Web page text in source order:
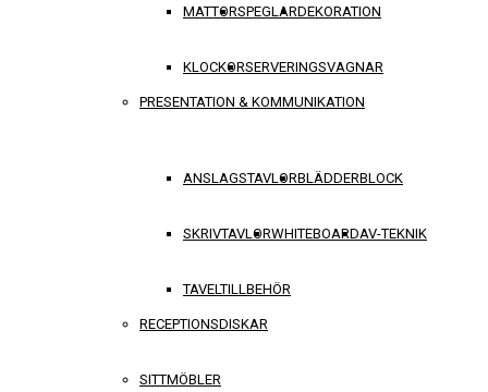
MATTORSPEGLARDEKORATION
KLOCKORSERVERINGSVAGNAR
PRESENTATION & KOMMUNIKATION
ANSLAGSTAVLORBLÄDDERBLOCK
SKRIVTAVLORWHITEBOARDAV-TEKNIK
TAVELTILLBEHÖR
RECEPTIONSDISKAR
SITTMÖBLER